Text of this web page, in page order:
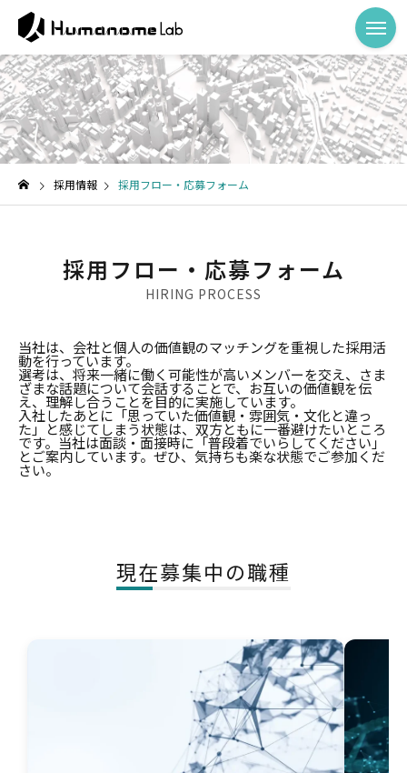
採用情報 採用フロー・応募フォーム
採用フロー・応募フォーム
HIRING PROCESS
当社は、会社と個人の価値観のマッチングを重視した採用活
動を行っています。
選考は、将来一緒に働く可能性が高いメンバーを交え、さま
ざまな話題について会話することで、お互いの価値観を伝
え、理解し合うことを目的に実施しています。
入社したあとに「思っていた価値観・雰囲気・文化と違っ
た」と感じてしまう状態は、双方ともに一番避けたいところ
です。当社は面談・面接時に「普段着でいらしてください」
とご案内しています。ぜひ、気持ちも楽な状態でご参加くだ
さい。
現在募集中の職種